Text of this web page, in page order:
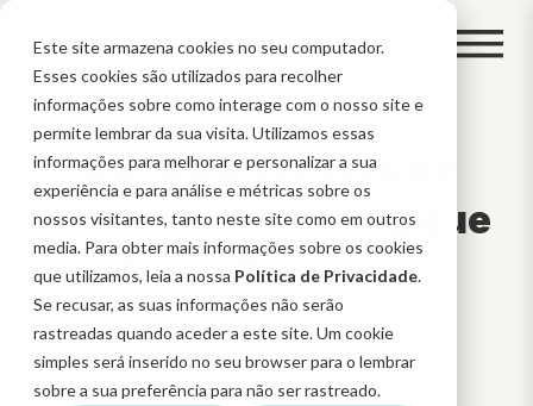
Este site armazena cookies no seu computador.
Esses cookies são utilizados para recolher
informações sobre como interage com o nosso site e
permite lembrar da sua visita. Utilizamos essas
informações para melhorar e personalizar a sua
experiência e para análise e métricas sobre os
nossos visitantes, tanto neste site como em outros
media. Para obter mais informações sobre os cookies
que utilizamos, leia a nossa Política de Privacidade.
Se recusar, as suas informações não serão
rastreadas quando aceder a este site. Um cookie
simples será inserido no seu browser para o lembrar
sobre a sua preferência para não ser rastreado.
Os 10 Benefícios do
Inbound Marketing que
deves Conhecer